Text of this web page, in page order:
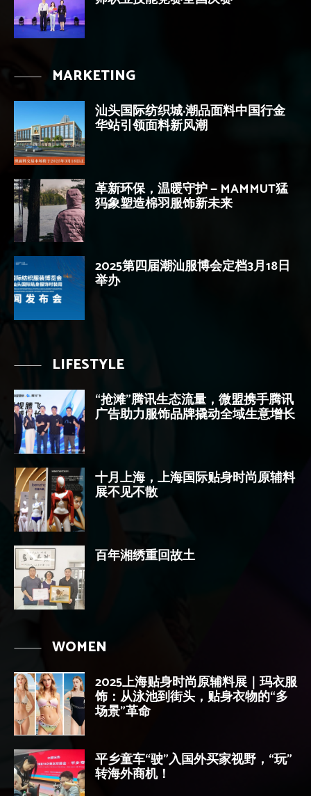
MARKETING
汕头国际纺织城·潮品面料中国行金
华站引领面料新风潮
革新环保，温暖守护 — MAMMUT猛
犸象塑造棉羽服饰新未来
2025第四届潮汕服博会定档3月18日
举办
LIFESTYLE
“抢滩”腾讯生态流量，微盟携手腾讯
广告助力服饰品牌撬动全域生意增长
十月上海，上海国际贴身时尚原辅料
展不见不散
百年湘绣重回故土
WOMEN
2025上海贴身时尚原辅料展｜玛衣服
饰：从泳池到街头，贴身衣物的“多
场景”革命
平乡童车“驶”入国外买家视野，“玩”
转海外商机！